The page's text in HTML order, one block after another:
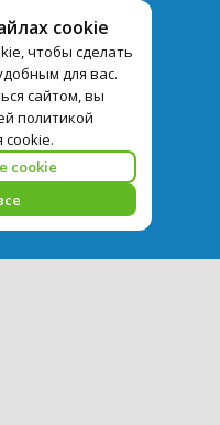
cookie
чтобы сделать
для вас.
сайтом, вы
политикой
cookie.
cookie